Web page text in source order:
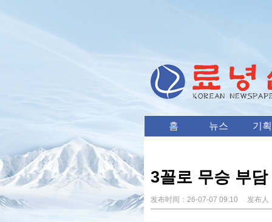
홈 뉴스 기획
3꼴로 무승 부
发布时间： 26-07-07 09:10 发布人